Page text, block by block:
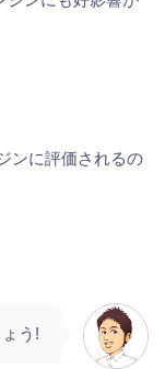
ンに評価されるの
う!